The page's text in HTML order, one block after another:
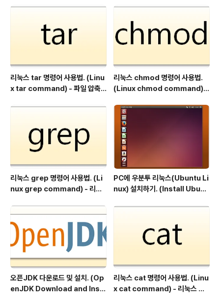
력.
리눅스 tar 명령어 사용법. (Linu
x tar command) - 파일 압축
리눅스 chmod 명령어 사용법.
(Linux chmod command) -
리눅스 grep 명령어 사용법. (Li
nux grep command) - 리눅
PC에 우분투 리눅스(Ubuntu Li
nux) 설치하기. (Install Ubunt
오픈JDK 다운로드 및 설치. (Op
enJDK Download and Inst
리눅스 cat 명령어 사용법. (Linu
x cat command) - 리눅스 파